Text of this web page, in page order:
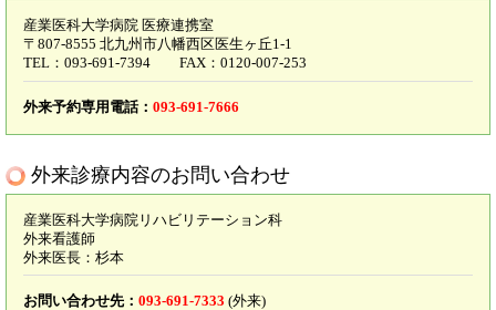
産業医科大学病院 医療連携室
〒807-8555 北九州市八幡西区医生ヶ丘1-1
TEL：093-691-7394 FAX：0120-007-253
外来予約専用電話： 093-691-7666
外来診療内容のお問い合わせ
産業医科大学病院リハビリテーション科
外来看護師
外来医長：杉本
お問い合わせ先： 093-691-7333 (外来)